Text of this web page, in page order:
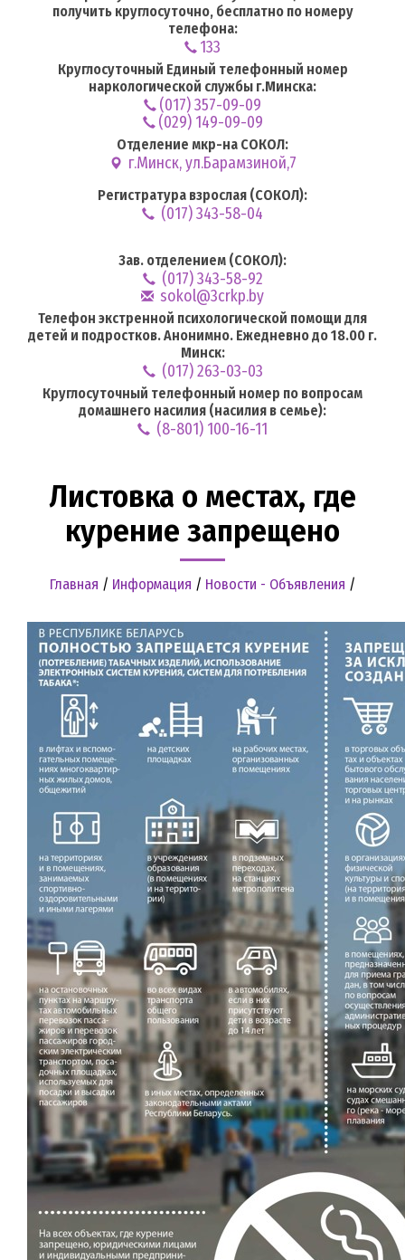
получить круглосуточно, бесплатно по номеру
телефона:
133
Круглосуточный Единый телефонный номер
наркологической службы г.Минска:
(017) 357-09-09
(029) 149-09-09
Отделение мкр-на СОКОЛ:
г.Минск, ул.Барамзиной,7
Регистратура взрослая (СОКОЛ):
(017) 343-58-04
Зав. отделением (СОКОЛ):
(017) 343-58-92
sokol@3crkp.by
Телефон экстренной психологической помощи для
детей и подростков. Анонимно. Ежедневно до 18.00 г.
Минск:
(017) 263-03-03
Круглосуточный телефонный номер по вопросам
домашнего насилия (насилия в семье):
(8-801) 100-16-11
Листовка о местах, где
курение запрещено
Главная / Информация / Новости - Объявления /